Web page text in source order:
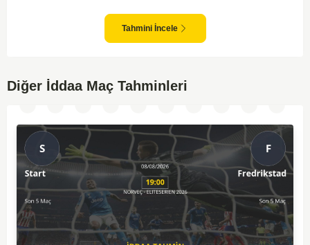
anlar yakalayabilmektedir. İki takım arasındaki tarihsel rekabet dikkate
alındığında, maçın dengede geçmesi olasıdır ve her iki tarafın da gol
şansı bulunmaktadır. Özellikle Jaro'nun savunma zaafları ve VPS'nin hızlı
Tahmini İncele
Diğer İddaa Maç Tahminleri